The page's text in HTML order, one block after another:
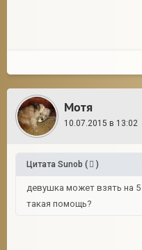
Мотя
10.07.2015 в 13:02
Цитата Sunob ( )
девушка может взять на
такая помощь?